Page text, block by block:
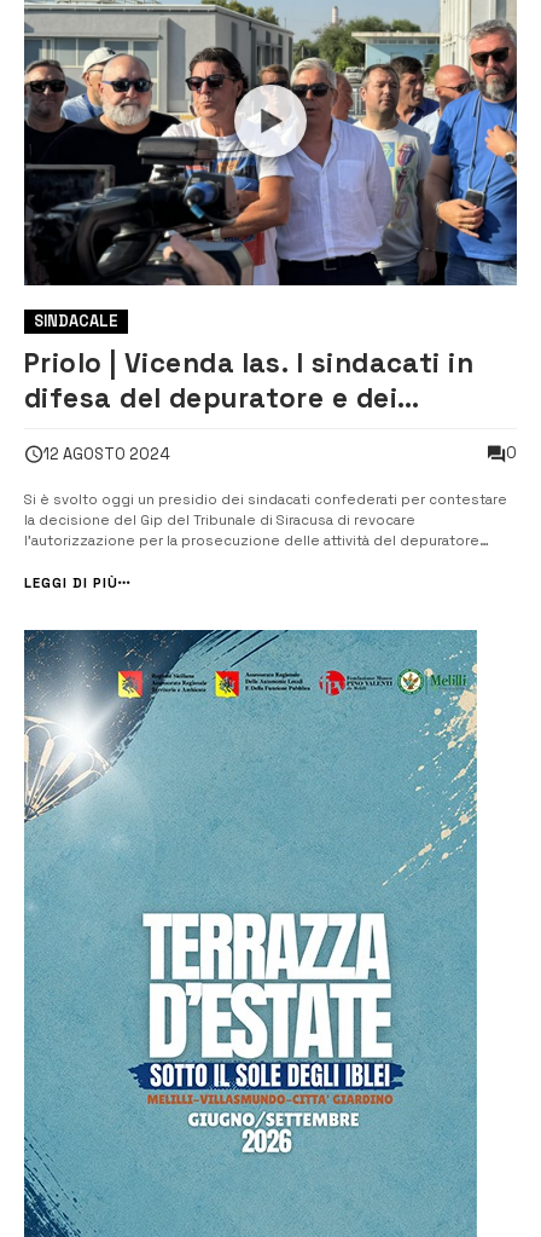
SINDACALE
Priolo | Vicenda Ias. I sindacati in
difesa del depuratore e dei
12 AGOSTO 2024 0
Si è svolto oggi un presidio dei sindacati confederati per contestare
la decisione del Gip del Tribunale di Siracusa di revocare
l’autorizzazione per la prosecuzione delle attività del depuratore
Femca Cisl Ragusa Siracusa, Alessandro Tripoli, Filctem Cgil, Fiorenzo
LEGGI DI PIÙ